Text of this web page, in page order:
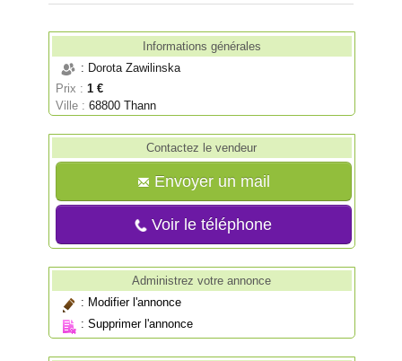
Informations générales
: Dorota Zawilinska
Prix : 1 €
Ville :68800 Thann
Contactez le vendeur
Envoyer un mail
Voir le téléphone
Administrez votre annonce
: Modifier l'annonce
:Supprimer l'annonce